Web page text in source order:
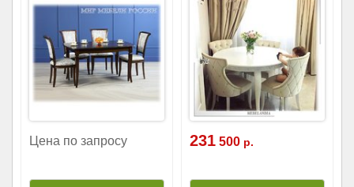
Цена по запросу 231 500 р.